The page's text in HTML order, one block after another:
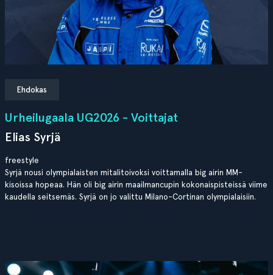
Ehdokas
Urheilugaala UG2026 - Voittajat
Elias Syrjä
freestyle
Syrjä nousi olympialaisten mitalitoivoksi voittamalla big airin MM-
kisoissa hopeaa. Hän oli big airin maailmancupin kokonaispisteissä viime
kaudella seitsemäs. Syrjä on jo valittu Milano-Cortinan olympialaisiin.